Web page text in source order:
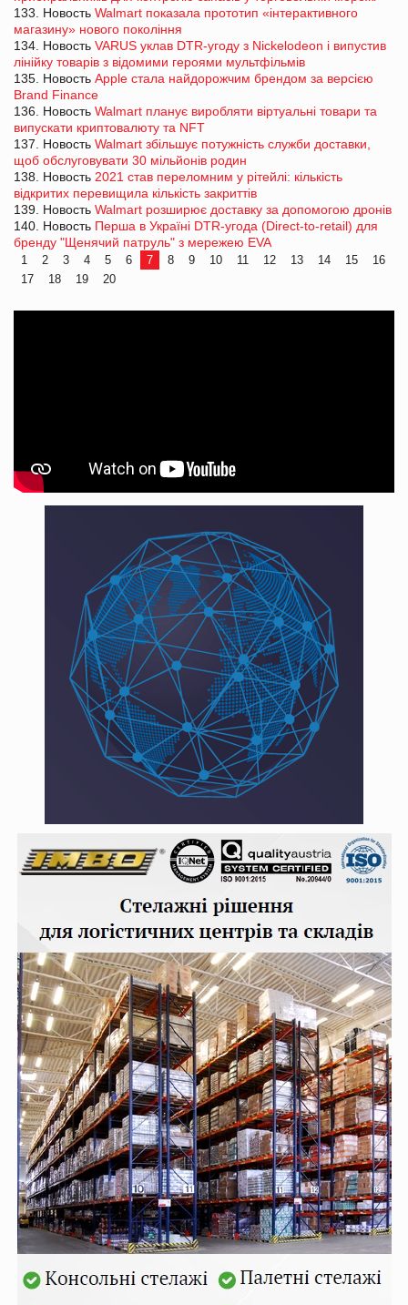
133. Новость Walmart показала прототип «інтерактивного
магазину» нового покоління
134. Новость VARUS уклав DTR-угоду з Nickelodeon і випустив
лінійку товарів з відомими героями мультфільмів
135. Новость Apple стала найдорожчим брендом за версією
Brand Finance
136. Новость Walmart планує виробляти віртуальні товари та
випускати криптовалюту та NFT
137. Новость Walmart збільшує потужність служби доставки,
щоб обслуговувати 30 мільйонів родин
138. Новость 2021 став переломним у рітейлі: кількість
відкритих перевищила кількість закриттів
139. Новость Walmart розширює доставку за допомогою дронів
140. Новость Перша в Україні DTR-угода (Direct-to-retail) для
бренду "Щенячий патруль" з мережею EVA
1 2 3 4 5 6 7 8 9 10 11 12 13 14 15
16
17
18 19 20